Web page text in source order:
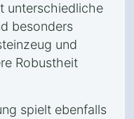
unterschiedliche
besonders
und
Robustheit
spielt ebenfalls